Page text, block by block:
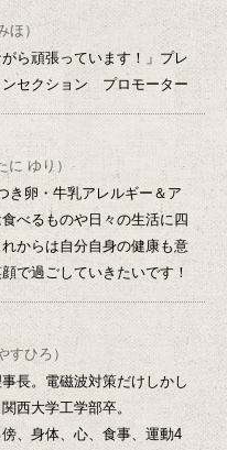
ほ）
ら頑張っています！」プレ
ンセクション プロモーター
に ゆり）
き卵・牛乳アレルギー＆ア
べるものや日々の生活に四
からは自分自身の健康も意
で過ごしていきたいです！
すひろ）
長。電磁波対策だけしかし
西大学工学部卒。
、身体、心、食事、運動4